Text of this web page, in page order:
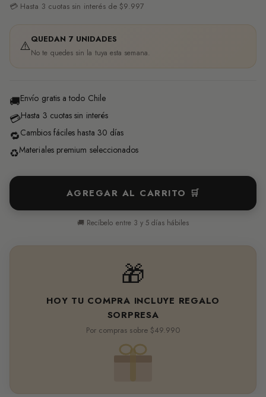
💳 Hasta 3 cuotas sin interés de $9.997
⚠️QUEDAN 7 UNIDADES
No te quedes sin la tuya esta semana.
🚚Envío gratis a todo Chile
💳Hasta 3 cuotas sin interés
🔁Cambios fáciles hasta 30 días
♻️Materiales premium seleccionados
AGREGAR AL CARRITO 🛒
🚚 Recíbelo entre 3 y 5 días hábiles
🎁
HOY TU COMPRA INCLUYE REGALO
SORPRESA
Por compras sobre $49.990